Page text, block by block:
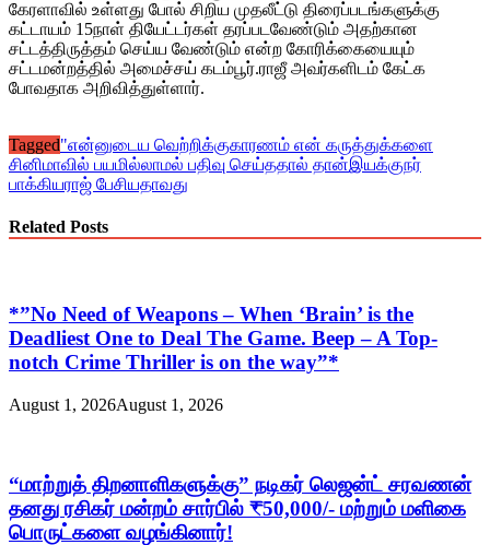
கேரளாவில் உள்ளது போல் சிறிய முதலீட்டு திரைப்படங்களுக்கு
கட்டாயம் 15நாள் தியேட்டர்கள் தரப்படவேண்டும் அதற்கான
சட்டத்திருத்தம் செய்ய வேண்டும் என்ற கோரிக்கையையும்
சட்டமன்றத்தில் அமைச்சய் கடம்பூர்.ராஜீ அவர்களிடம் கேட்க
போவதாக அறிவித்துள்ளார்.
Tagged"என்னுடைய வெற்றிக்குகாரணம் என் கருத்துக்களை
சினிமாவில் பயமில்லாமல் பதிவு செய்ததால் தான்இயக்குநர்
பாக்கியராஜ் பேசியதாவது
Related Posts
*”No Need of Weapons – When ‘Brain’ is the
Deadliest One to Deal The Game. Beep – A Top-
notch Crime Thriller is on the way”*
August 1, 2026August 1, 2026
“மாற்றுத் திறனாளிகளுக்கு” நடிகர் லெஜன்ட் சரவணன்
தனது ரசிகர் மன்றம் சார்பில் ₹50,000/- மற்றும் மளிகை
பொருட்களை வழங்கினார்!